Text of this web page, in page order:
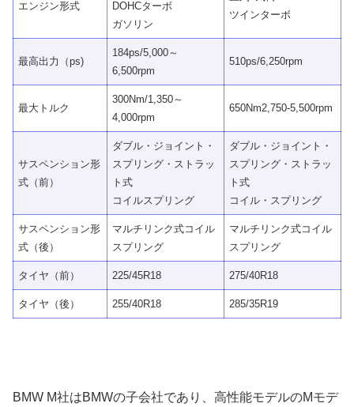
エンジン形式
DOHCターボ
ガソリン
ツインターボ
最高出力（ps)
184ps/5,000～
6,500rpm
510ps/6,250rpm
最大トルク
300Nm/1,350～
4,000rpm
650Nm2,750-5,500rpm
サスペンション形
式（前）
ダブル・ジョイント・
スプリング・ストラッ
ト式
コイルスプリング
ダブル・ジョイント・
スプリング・ストラッ
ト式
コイル・スプリング
サスペンション形
式（後）
マルチリンク式コイル
スプリング
マルチリンク式コイル
スプリング
タイヤ（前） 225/45R18 275/40R18
タイヤ（後） 255/40R18 285/35R19
BMW M社はBMWの子会社であり、高性能モデルのMモデ